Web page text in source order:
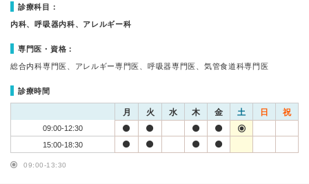
診療科目：
内科、呼吸器内科、アレルギー科
専門医・資格：
総合内科専門医、アレルギー専門医、呼吸器専門医、気管食道科専門医
診療時間
月 火 水 木 金 土 日 祝
09:00-12:30
15:00-18:30
09:00-13:30